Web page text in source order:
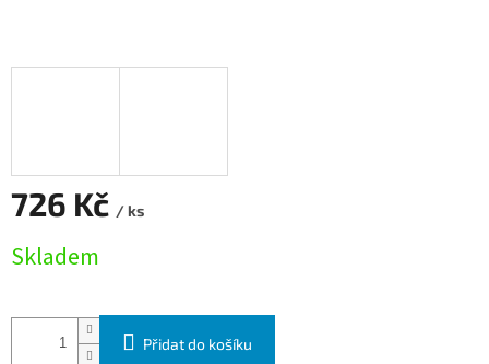
726 Kč / ks
Skladem
Přidat do košíku